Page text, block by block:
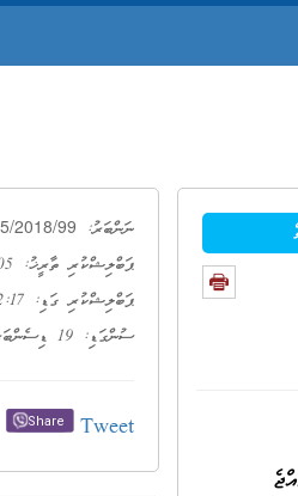
ނަންބަރު: 2018/99
ޕަބްލިޝްކުރި ތާރީޚު: 05 ޑިސެންބަރު 2018
ޕަބްލިޝްކުރި ގަޑި: 12:17
ސުންގަޑި: 19 ޑިސެންބަރު 2018 10:00
Tweet
Share